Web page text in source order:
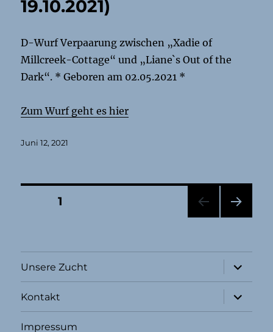
19.10.2021)
D-Wurf Verpaarung zwischen „Xadie of
Millcreek-Cottage“ und „Liane`s Out of the
Dark“. * Geboren am 02.05.2021 *
Zum Wurf geht es hier
Veröffentlicht
Juni 12, 2021
Seitennummerierung
Beiträge
SEITE1
E
Unsere Zucht
öffnen
Kontakt
öffnen
Impressum